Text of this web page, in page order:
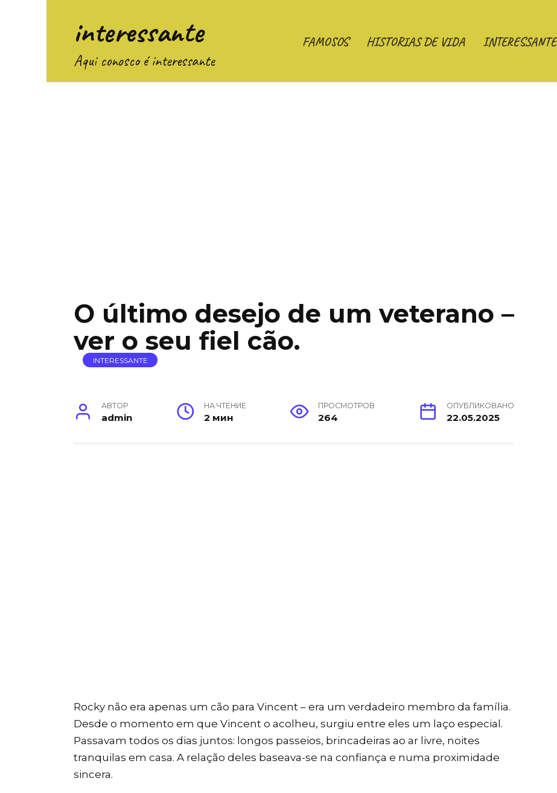
interessante
Aqui conosco é interessante
FAMOSOS HISTORIAS DE VIDA INTERESSANTE
O último desejo de um veterano –
ver o seu fiel cão.
INTERESSANTE
АВТОР
admin
НА ЧТЕНИЕ
2 мин
ПРОСМОТРОВ
264
ОПУБЛИКОВАНО
22.05.2025
Rocky não era apenas um cão para Vincent – era um verdadeiro membro da família.
Desde o momento em que Vincent o acolheu, surgiu entre eles um laço especial.
Passavam todos os dias juntos: longos passeios, brincadeiras ao ar livre, noites
tranquilas em casa. A relação deles baseava-se na confiança e numa proximidade
sincera.